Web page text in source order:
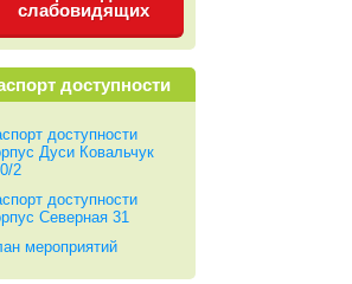
слабовидящих
доступности
доступности
Дуси Ковальчук
2
доступности
Северная 31
мероприятий